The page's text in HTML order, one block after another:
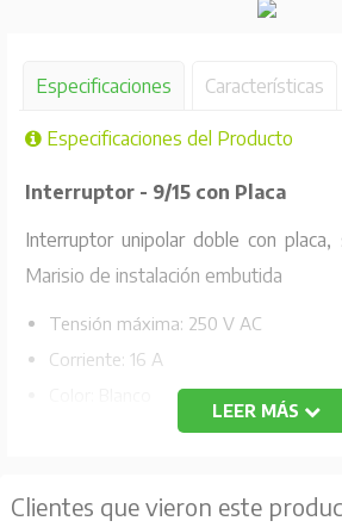
Especificaciones Características
Especificaciones del Producto
Interruptor - 9/15 con Placa
Interruptor unipolar doble con placa,
Marisio de instalación embutida
Tensión máxima: 250 V AC
Corriente: 16 A
Código Fabricante: MWD130247502
LEER MÁS
Clientes que vieron este